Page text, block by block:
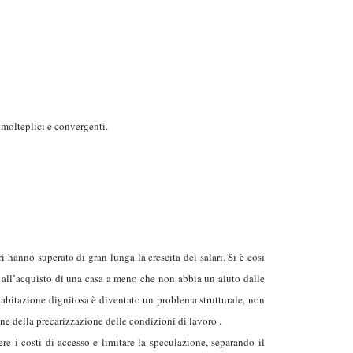
e convergenti.
superato di gran lunga la crescita dei salari. Si è così
di una casa a meno che non abbia un aiuto dalle
dignitosa è diventato un problema strutturale, non
della precarizzazione delle condizioni di lavoro .
i costi di accesso e limitare la speculazione, separando il